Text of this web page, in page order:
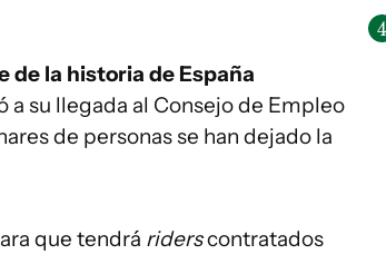
de la historia de España
a su llegada al Consejo de Empleo
de personas se han dejado la
que tendrá riderscontratados